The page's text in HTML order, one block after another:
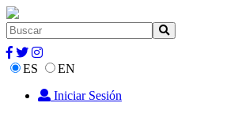
ES
EN
Iniciar Sesión